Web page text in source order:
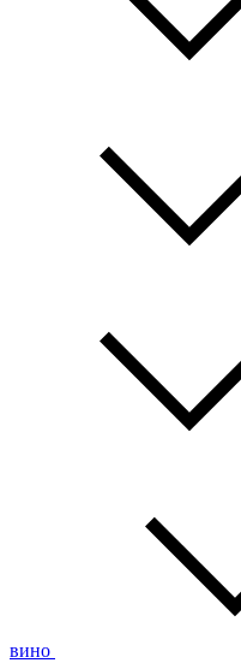
вино